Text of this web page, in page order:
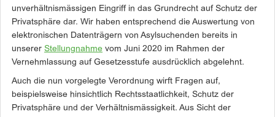
unverhältnismässigen Eingriff in das Grundrecht auf Schutz der
Privatsphäre dar. Wir haben entsprechend die Auswertung von
elektronischen Datenträgern von Asylsuchenden bereits in
unserer Stellungnahme vom Juni 2020 im Rahmen der
Vernehmlassung auf Gesetzesstufe ausdrücklich abgelehnt.
Auch die nun vorgelegte Verordnung wirft Fragen auf,
beispielsweise hinsichtlich Rechtsstaatlichkeit, Schutz der
Privatsphäre und der Verhältnismässigkeit. Aus Sicht der